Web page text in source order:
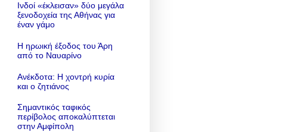
Ινδοί «έκλεισαν» δύο μεγάλα
ξενοδοχεία της Αθήνας για
έναν γάμο
Η ηρωική έξοδος του Άρη
από το Ναυαρίνο
Ανέκδοτα: Η χοντρή κυρία
και ο ζητιάνος
Σημαντικός ταφικός
περίβολος αποκαλύπτεται
στην Αμφίπολη